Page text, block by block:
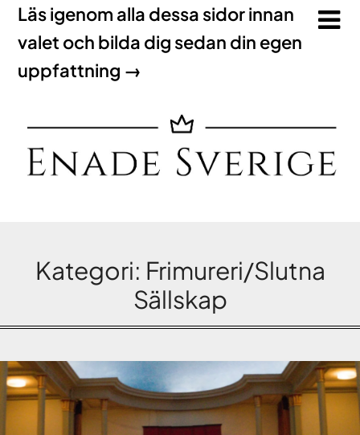
Läs igenom alla dessa sidor innan
valet och bilda dig sedan din egen
uppfattning →
Kategori: Frimureri/Slutna
Sällskap